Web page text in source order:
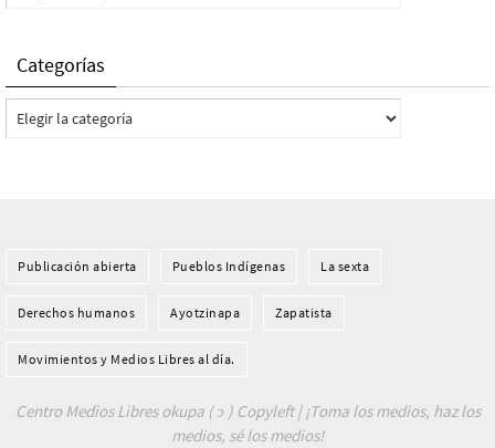
Categorías
Categorías
Publicación abierta Pueblos Indí­genas La sexta
Derechos humanos Ayotzinapa Zapatista
Movimientos y Medios Libres al día.
Centro Medios Libres okupa ( ɔ ) Copyleft | ¡Toma los medios, haz los
medios, sé los medios!